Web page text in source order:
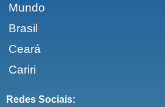
Mundo
Brasil
Ceará
Cariri
Redes Sociais: